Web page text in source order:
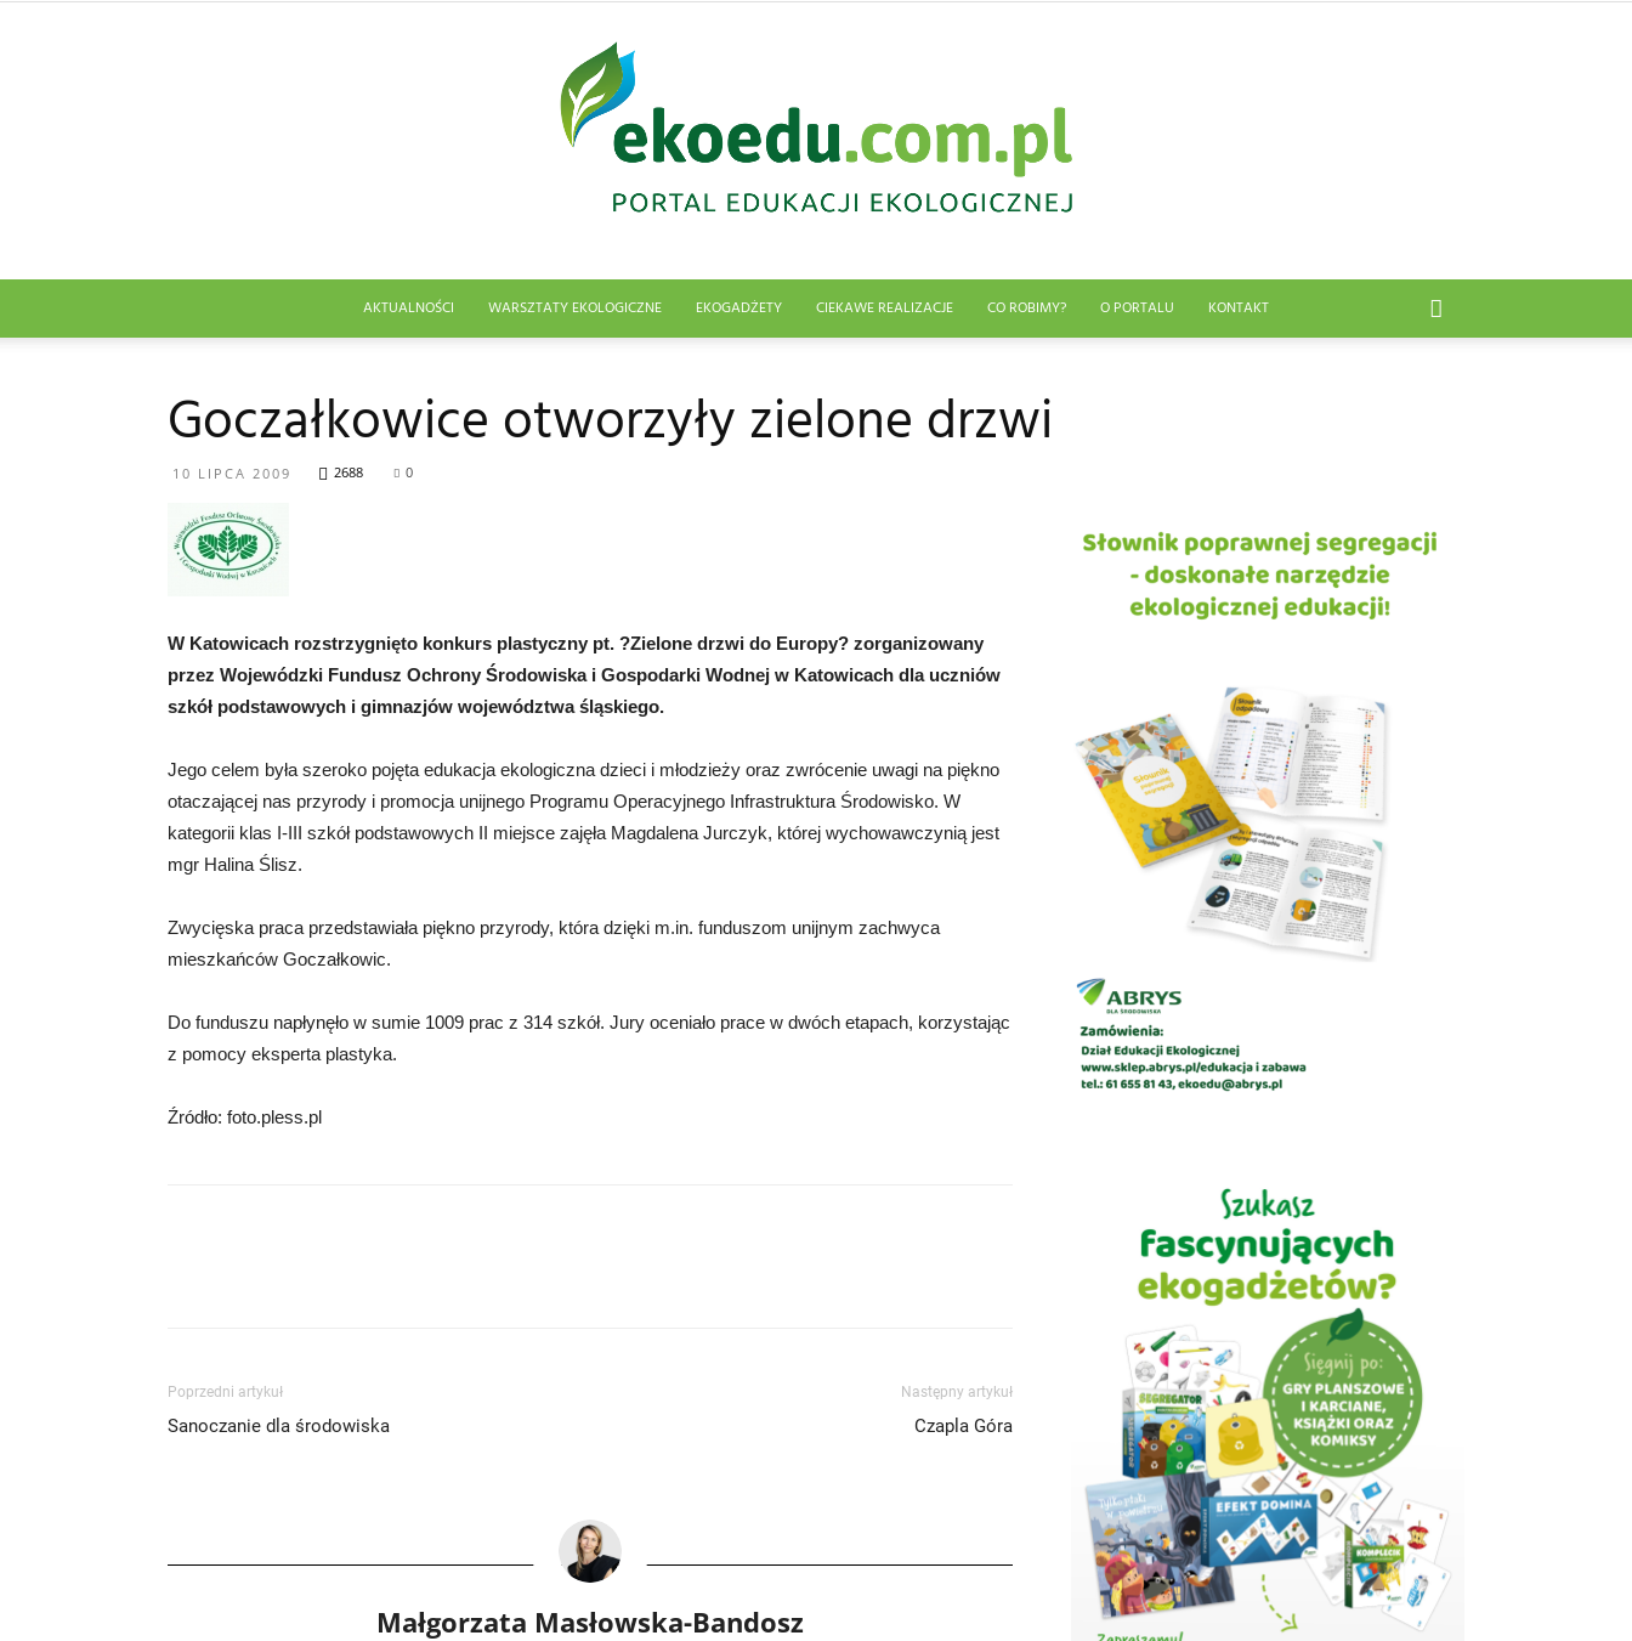
Abrys
AKTUALNOŚCI WARSZTATY EKOLOGICZNE EKOGADŻETY CIEKAWE REALIZACJE CO ROBIMY? O PORTALU KONTAKT
Goczałkowice otworzyły zielone drzwi
10 LIPCA 2009 2688 0
W Katowicach rozstrzygnięto konkurs plastyczny pt. ?Zielone drzwi do Europy? zorganizowany
przez Wojewódzki Fundusz Ochrony Środowiska i Gospodarki Wodnej w Katowicach dla uczniów
szkół podstawowych i gimnazjów województwa śląskiego.
Jego celem była szeroko pojęta edukacja ekologiczna dzieci i młodzieży oraz zwrócenie uwagi na piękno
otaczającej nas przyrody i promocja unijnego Programu Operacyjnego Infrastruktura Środowisko. W
kategorii klas I-III szkół podstawowych II miejsce zajęła Magdalena Jurczyk, której wychowawczynią jest
mgr Halina Ślisz.
Zwycięska praca przedstawiała piękno przyrody, która dzięki m.in. funduszom unijnym zachwyca
mieszkańców Goczałkowic.
Do funduszu napłynęło w sumie 1009 prac z 314 szkół. Jury oceniało prace w dwóch etapach, korzystając
z pomocy eksperta plastyka.
Źródło: foto.pless.pl
Poprzedni artykuł
Sanoczanie dla środowiska
Następny artykuł
Czapla Góra
Małgorzata Masłowska-Bandosz